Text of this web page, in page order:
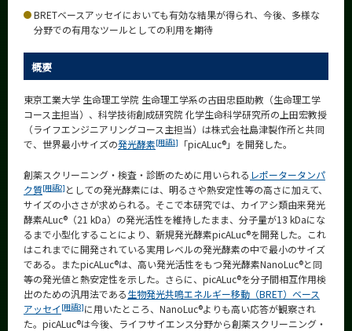
BRETベースアッセイにおいても有効な結果が得られ、今後、多様な
分野での有用なツールとしての利用を期待
概要
東京工業大学 生命理工学院 生命理工学系の古田忠臣助教（生命理工学
コース主担当）、科学技術創成研究院 化学生命科学研究所の上田宏教授
（ライフエンジニアリングコース主担当）は株式会社島津製作所と共同
で、世界最小サイズの発光酵素[用語1] 「picALuc®」を開発した。
創薬スクリーニング・検査・診断のために用いられる レポータータンパ
ク質[用語2] としての発光酵素には、明るさや熱安定性等の高さに加えて、
サイズの小ささが求められる。そこで本研究では、カイアシ類由来発光
酵素ALuc®（21 kDa）の発光活性を維持したまま、分子量が13 kDaにな
るまで小型化することにより、新規発光酵素picALuc®を開発した。これ
はこれまでに開発されている実用レベルの発光酵素の中で最小のサイズ
である。またpicALuc®は、高い発光活性をもつ発光酵素NanoLuc®と同
等の発光値と熱安定性を示した。さらに、picALuc®を分子間相互作用検
出のための汎用法である生物発光共鳴エネルギー移動（BRET）ベース
アッセイ [用語3]に用いたところ、NanoLuc®よりも高い応答が観察され
た。picALuc®は今後、ライフサイエンス分野から創薬スクリーニング・
News 一覧
カテゴリ別
課程別
月別
サイト構成
学内向け情報
系詳細情報